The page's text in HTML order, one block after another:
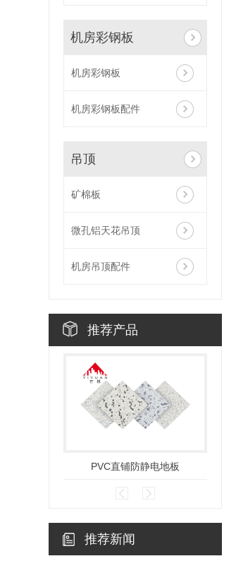
机房彩钢板
机房彩钢板
机房彩钢板配件
吊顶
矿棉板
微孔铝天花吊顶
机房吊顶配件
推荐产品
PVC直铺防静电地板
推荐新闻